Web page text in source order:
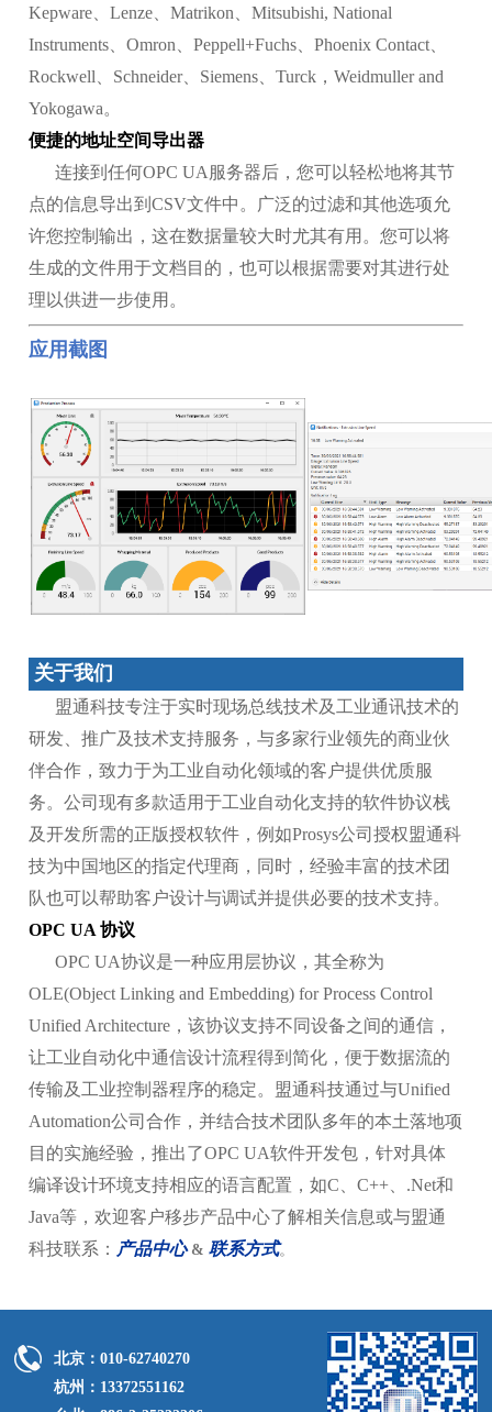
Kepware、Lenze、Matrikon、Mitsubishi, National
Instruments、Omron、Peppell+Fuchs、Phoenix Contact、
Rockwell、Schneider、Siemens、Turck，Weidmuller and
Yokogawa。
便捷的地址空间导出器
连接到任何OPC UA服务器后，您可以轻松地将其节
点的信息导出到CSV文件中。广泛的过滤和其他选项允
许您控制输出，这在数据量较大时尤其有用。您可以将
生成的文件用于文档目的，也可以根据需要对其进行处
理以供进一步使用。
应用截图
关于我们
盟通科技专注于实时现场总线技术及工业通讯技术的
研发、推广及技术支持服务，与多家行业领先的商业伙
伴合作，致力于为工业自动化领域的客户提供优质服
务。公司现有多款适用于工业自动化支持的软件协议栈
及开发所需的正版授权软件，例如Prosys公司授权盟通科
技为中国地区的指定代理商，同时，经验丰富的技术团
队也可以帮助客户设计与调试并提供必要的技术支持。
OPC UA 协议
OPC UA协议是一种应用层协议，其全称为
OLE(Object Linking and Embedding) for Process Control
Unified Architecture，该协议支持不同设备之间的通信，
让工业自动化中通信设计流程得到简化，便于数据流的
传输及工业控制器程序的稳定。盟通科技通过与Unified
Automation公司合作，并结合技术团队多年的本土落地项
目的实施经验，推出了OPC UA软件开发包，针对具体
编译设计环境支持相应的语言配置，如C、C++、.Net和
Java等，欢迎客户移步产品中心了解相关信息或与盟通
科技联系： 产品中心 &联系方式。
北京：010-62740270
杭州：13372551162